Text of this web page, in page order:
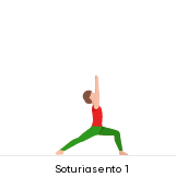
Soturiasento 1